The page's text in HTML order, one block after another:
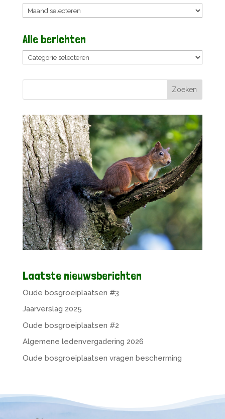
Archieven
Alle berichten
Alle
Laatste nieuwsberichten
Oude bosgroeiplaatsen #3
Jaarverslag 2025
Oude bosgroeiplaatsen #2
Algemene ledenvergadering 2026
Oude bosgroeiplaatsen vragen bescherming